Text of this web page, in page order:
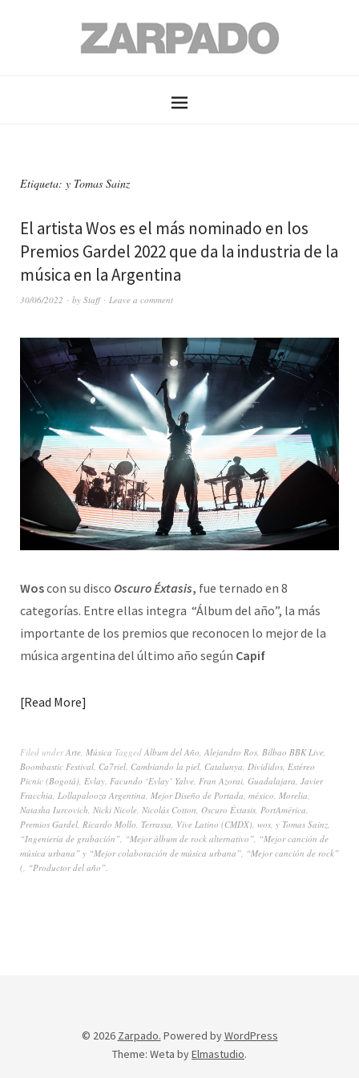
Etiqueta: y Tomas Sainz
El artista Wos es el más nominado en los
Premios Gardel 2022 que da la industria de la
música en la Argentina
30/06/2022 by Staff Leave a comment
Woscon su disco Oscuro Éxtasis, fue ternado en 8
categorías. Entre ellas integra “Álbum del año”, la más
importante de los premios que reconocen lo mejor de la
música argentina del último año según Capif
Read More
Filed underArte, Música Tagged Álbum del Año, Alejandro Ros, Bilbao BBK Live,
Boombastic Festival, Ca7riel, Cambiando la piel, Catalunya, Divididos, Estéreo
Picnic (Bogotá), Evlay, Facundo ‘Evlay’ Yalve, Fran Azorai, Guadalajara, Javier
Fracchia, Lollapalooza Argentina, Mejor Diseño de Portada, méxico, Morelia,
Natasha Iurcovich, Nicki Nicole, Nicolás Cotton, Oscuro Éxtasis, PortAmérica,
Premios Gardel, Ricardo Mollo, Terrassa, Vive Latino (CMDX), wos, y Tomas Sainz,
“Ingeniería de grabación”, “Mejor álbum de rock alternativo”, “Mejor canción de
música urbana” y “Mejor colaboración de música urbana”, “Mejor canción de rock”
(, “Productor del año”.
© 2026 Zarpado. Powered byWordPress
Theme: Weta byElmastudio.